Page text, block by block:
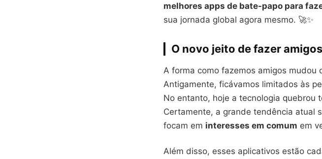
melhores apps de bate-papo para
sua jornada global agora mesmo. 🚀✨
O novo jeito de fazer
A forma como fazemos amigos mudou
Antigamente, ficávamos limitados às
No entanto, hoje a tecnologia quebrou
Certamente, a grande tendência atual
focam em interesses em comum em
Além disso, esses aplicativos estão